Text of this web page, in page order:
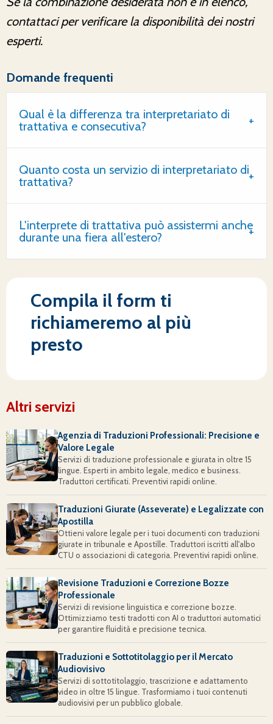
contattaci per verificare la disponibilità dei nostri
esperti.
Domande frequenti
Qual è la differenza tra interpretariato di
trattativa e consecutiva?
Quanto costa un servizio di interpretariato di
trattativa?
L'interprete di trattativa può assistermi anche
durante una fiera all'estero?
Compila il form ti
richiameremo al più
presto
Altri servizi
Agenzia di Traduzioni Professionali: Precisione e
Valore Legale
Servizi di traduzione professionale e giurata in oltre 15
lingue. Esperti in ambito legale, medico e business.
Traduttori certificati. Preventivi rapidi online.
Traduzioni Giurate (Asseverate) e Legalizzate con
Apostilla
Ottieni valore legale per i tuoi documenti con traduzioni
giurate in tribunale e Apostille. Traduttori iscritti all'albo
CTU o associazioni di categoria. Preventivi rapidi online.
Revisione Traduzioni e Correzione Bozze
Professionale
Servizi di revisione linguistica e correzione bozze.
Ottimizziamo testi tradotti con AI o traduttori automatici
per garantire fluidità e precisione tecnica.
Traduzioni e Sottotitolaggio per il Mercato
Audiovisivo
Servizi di sottotitolaggio, trascrizione e adattamento
video in oltre 15 lingue. Trasformiamo i tuoi contenuti
audiovisivi per un pubblico globale.